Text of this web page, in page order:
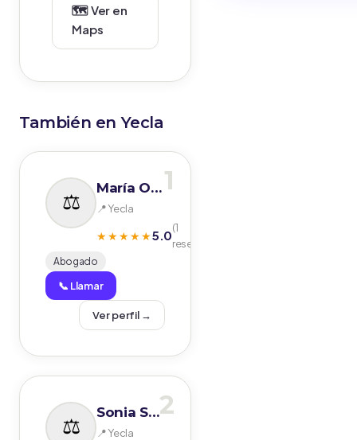
🗺️ Ver en
Maps
También en Yecla
1
María Ortuño Gómez- abogada Yecla
📍 Yecla
★★★★★5.0(1
reseñas)
Abogado
📞 Llamar
Ver perfil →
2
Sonia Soriano López
📍 Yecla